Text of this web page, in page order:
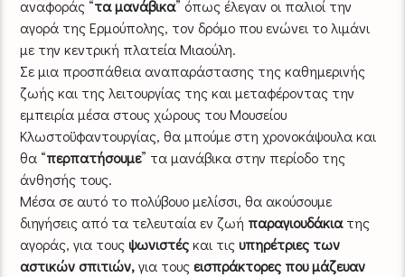
αναφοράς “τα μανάβικα” όπως έλεγαν οι παλιοί την
αγορά της Ερμούπολης, τον δρόμο που ενώνει το λιμάνι
με την κεντρική πλατεία Μιαούλη.
Σε μια προσπάθεια αναπαράστασης της καθημερινής
ζωής και της λειτουργίας της και μεταφέροντας την
εμπειρία μέσα στους χώρους του Μουσείου
Κλωστοϋφαντουργίας, θα μπούμε στη χρονοκάψουλα και
θα “περπατήσουμε” τα μανάβικα στην περίοδο της
άνθησής τους.
Μέσα σε αυτό το πολύβουο μελίσσι, θα ακούσουμε
διηγήσεις από τα τελευταία εν ζωή παραγιουδάκιατης
αγοράς, για τουςψωνιστέςκαι τιςυπηρέτριες των
αστικών σπιτιών,για τους εισπράκτορες που μάζευαν